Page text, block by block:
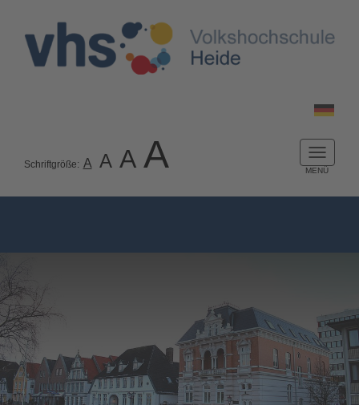
Schriftgröße: A A A A